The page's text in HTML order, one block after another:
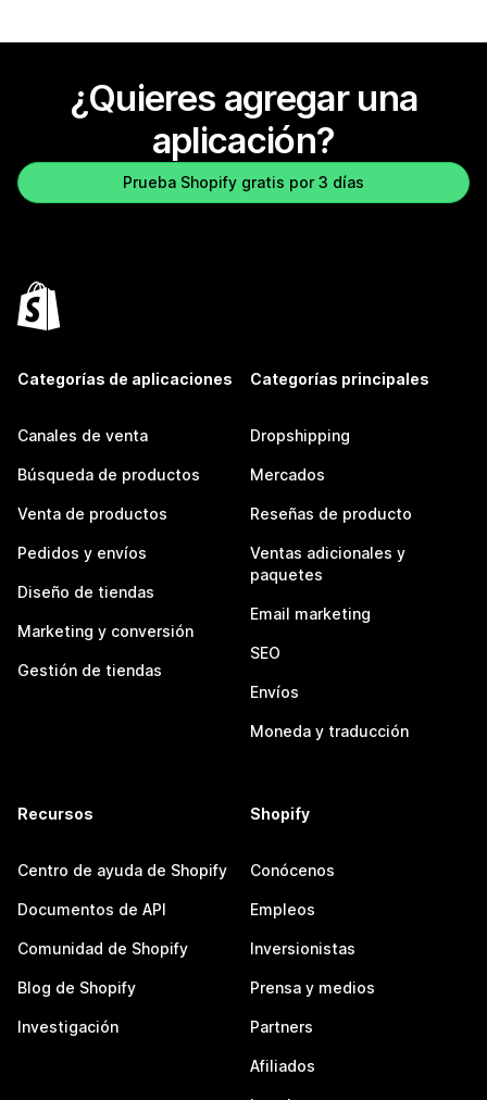
¿Quieres agregar una
aplicación?
Prueba Shopify gratis por 3 días
Categorías de aplicaciones
Canales de venta
Búsqueda de productos
Venta de productos
Pedidos y envíos
Diseño de tiendas
Marketing y conversión
Gestión de tiendas
Categorías principales
Dropshipping
Mercados
Reseñas de producto
Ventas adicionales y
paquetes
Email marketing
SEO
Envíos
Moneda y traducción
Recursos
Centro de ayuda de Shopify
Documentos de API
Comunidad de Shopify
Blog de Shopify
Investigación
Shopify
Conócenos
Empleos
Inversionistas
Prensa y medios
Partners
Afiliados